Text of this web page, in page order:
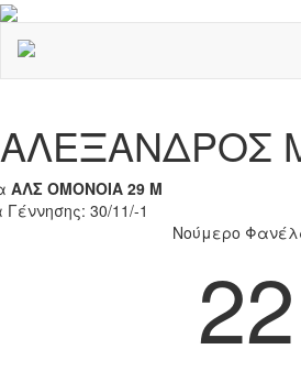
ΑΛΕΞΑΝΔΡΟΣ
ΑΛΣ ΟΜΟΝΟΙΑ 29 Μ
30/11/-1
Νούμερο
22